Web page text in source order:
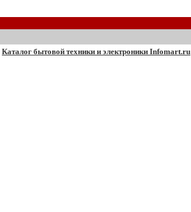
Каталог бытовой техники и электроники Infomart.ru